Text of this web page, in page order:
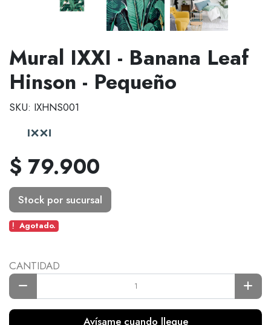
Mural IXXI - Banana Leaf
Hinson - Pequeño
SKU: IXHNS001
$ 79.900
Stock por sucursal
Agotado.
CANTIDAD
Avísame cuando llegue